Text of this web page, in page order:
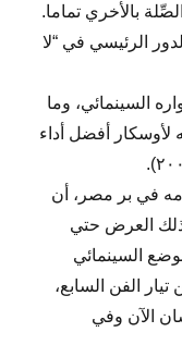
بالأخري تماما.
الرئيسي في “لا
السينمائي، وما
لأوسكار أفضل أداء
في بر مصر، أن
ذلك العرض حتي
السينمائي
تيار الفن السابع،
الآن وفي